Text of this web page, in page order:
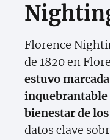
Florence
de 1820 en
estuvo
inquebrantable
bienestar de
datos clave